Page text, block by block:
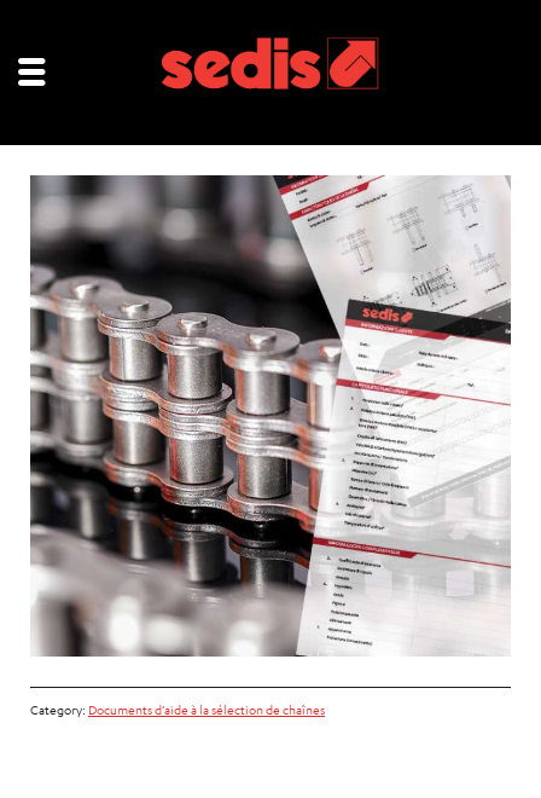
Category: Documents d’aide à la sélection de chaînes